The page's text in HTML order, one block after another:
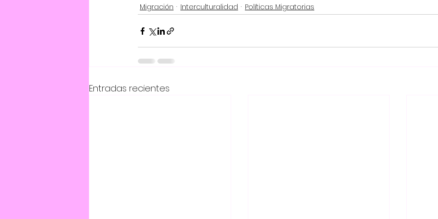
Migración
Interculturalidad Políticas Migratorias
Entradas recientes